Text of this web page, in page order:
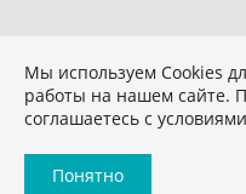
Мы используем Сookies
работы на нашем сайте.
соглашаетесь с условиями
Понятно